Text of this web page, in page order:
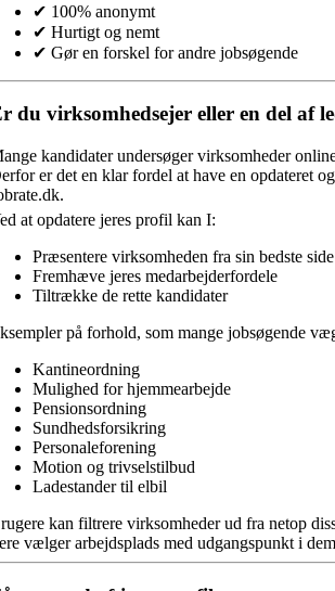
✔ 100% anonymt
✔ Hurtigt og nemt
✔ Gør en forskel for andre jobsøgende
du virksomhedsejer eller en del af
kandidater undersøger virksomheder
er det en klar fordel at have en opdateret
at opdatere jeres profil kan I:
Præsentere virksomheden fra sin bedste side
Fremhæve jeres medarbejderfordele
Tiltrække de rette kandidater
på forhold, som mange jobsøgende
Kantineordning
Mulighed for hjemmearbejde
Pensionsordning
Sundhedsforsikring
Personaleforening
Motion og trivselstilbud
Ladestander til elbil
kan filtrere virksomheder ud fra netop
vælger arbejdsplads med udgangspunkt i